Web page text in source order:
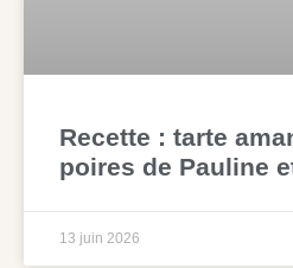
Recette : tarte
poires de Pauline
13 juin 2026